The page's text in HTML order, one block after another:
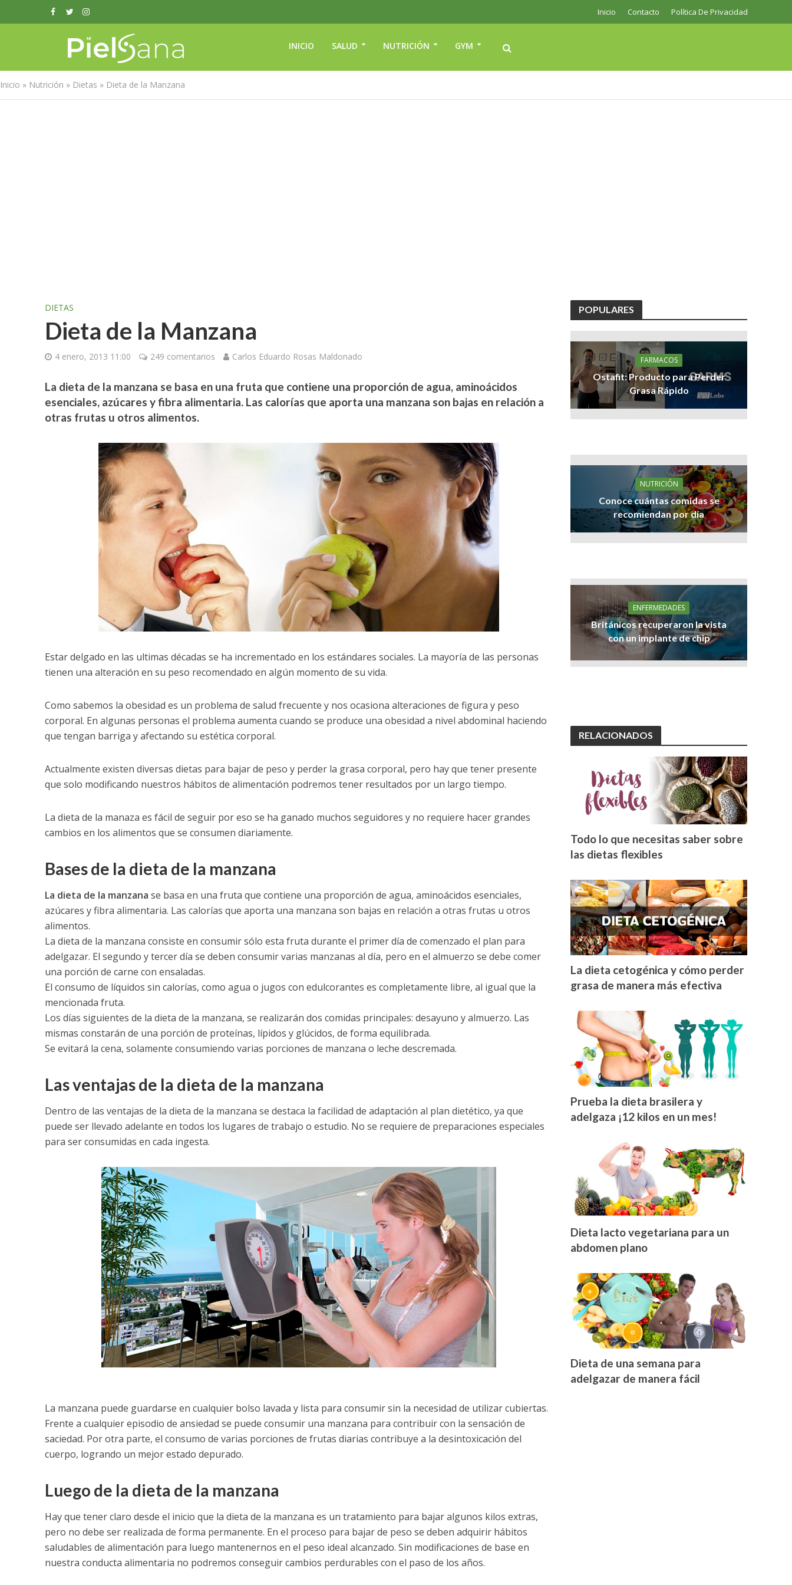
Inicio Contacto Política De Privacidad
INICIO SALUD NUTRICIÓN GYM
Inicio » Nutrición » Dietas » Dieta de la Manzana
DIETAS
Dieta de la Manzana
4 enero, 2013 11:00 249 comentarios Carlos Eduardo Rosas Maldonado
La dieta de la manzana se basa en una fruta que contiene una proporción de agua, aminoácidos
esenciales, azúcares y fibra alimentaria. Las calorías que aporta una manzana son bajas en relación a
otras frutas u otros alimentos.
Estar delgado en las ultimas décadas se ha incrementado en los estándares sociales. La mayoría de las personas
tienen una alteración en su peso recomendado en algún momento de su vida.
Como sabemos la obesidad es un problema de salud frecuente y nos ocasiona alteraciones de figura y peso
corporal. En algunas personas el problema aumenta cuando se produce una obesidad a nivel abdominal haciendo
que tengan barriga y afectando su estética corporal.
Actualmente existen diversas dietas para bajar de peso y perder la grasa corporal, pero hay que tener presente
que solo modificando nuestros hábitos de alimentación podremos tener resultados por un largo tiempo.
La dieta de la manaza es fácil de seguir por eso se ha ganado muchos seguidores y no requiere hacer grandes
cambios en los alimentos que se consumen diariamente.
Bases de la dieta de la manzana
La dieta de la manzana se basa en una fruta que contiene una proporción de agua, aminoácidos esenciales,
azúcares y fibra alimentaria. Las calorías que aporta una manzana son bajas en relación a otras frutas u otros
alimentos.
La dieta de la manzana consiste en consumir sólo esta fruta durante el primer día de comenzado el plan para
adelgazar. El segundo y tercer día se deben consumir varias manzanas al día, pero en el almuerzo se debe comer
una porción de carne con ensaladas.
El consumo de líquidos sin calorías, como agua o jugos con edulcorantes es completamente libre, al igual que la
mencionada fruta.
Los días siguientes de la dieta de la manzana, se realizarán dos comidas principales: desayuno y almuerzo. Las
mismas constarán de una porción de proteínas, lípidos y glúcidos, de forma equilibrada.
Se evitará la cena, solamente consumiendo varias porciones de manzana o leche descremada.
Las ventajas de la dieta de la manzana
Dentro de las ventajas de la dieta de la manzana se destaca la facilidad de adaptación al plan dietético, ya que
puede ser llevado adelante en todos los lugares de trabajo o estudio. No se requiere de preparaciones especiales
para ser consumidas en cada ingesta.
La manzana puede guardarse en cualquier bolso lavada y lista para consumir sin la necesidad de utilizar cubiertas.
Frente a cualquier episodio de ansiedad se puede consumir una manzana para contribuir con la sensación de
saciedad. Por otra parte, el consumo de varias porciones de frutas diarias contribuye a la desintoxicación del
cuerpo, logrando un mejor estado depurado.
Luego de la dieta de la manzana
Hay que tener claro desde el inicio que la dieta de la manzana es un tratamiento para bajar algunos kilos extras,
pero no debe ser realizada de forma permanente. En el proceso para bajar de peso se deben adquirir hábitos
saludables de alimentación para luego mantenernos en el peso ideal alcanzado. Sin modificaciones de base en
nuestra conducta alimentaria no podremos conseguir cambios perdurables con el paso de los años.
POPULARES
FARMACOS
Ostafit: Producto para Perder
Grasa Rápido
NUTRICIÓN
Conoce cuántas comidas se
recomiendan por día
ENFERMEDADES
Británicos recuperaron la vista
con un implante de chip
RELACIONADOS
Todo lo que necesitas saber sobre
las dietas flexibles
La dieta cetogénica y cómo perder
grasa de manera más efectiva
Prueba la dieta brasilera y
adelgaza ¡12 kilos en un mes!
Dieta lacto vegetariana para un
abdomen plano
Dieta de una semana para
adelgazar de manera fácil